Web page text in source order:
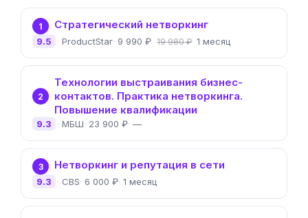
1 Стратегический нетворкинг
ProductStar 9 990 ₽ 19 980 ₽ 1 месяц
9.5
2
Технологии выстраивания бизнес-
контактов. Практика нетворкинга.
Повышение квалификации
МБШ 23 900 ₽ —
9.3
3 Нетворкинг и репутация в сети
CBS 6 000 ₽ 1 месяц
9.3